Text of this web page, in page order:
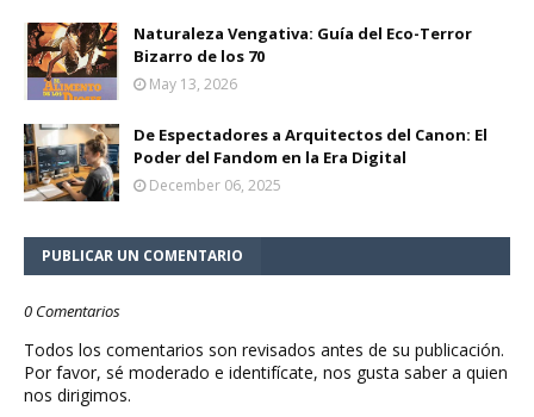
Naturaleza Vengativa: Guía del Eco-Terror
Bizarro de los 70
May 13, 2026
De Espectadores a Arquitectos del Canon: El
Poder del Fandom en la Era Digital
December 06, 2025
PUBLICAR UN COMENTARIO
0 Comentarios
Todos los comentarios son revisados antes de su publicación.
Por favor, sé moderado e identifícate, nos gusta saber a quien
nos dirigimos.